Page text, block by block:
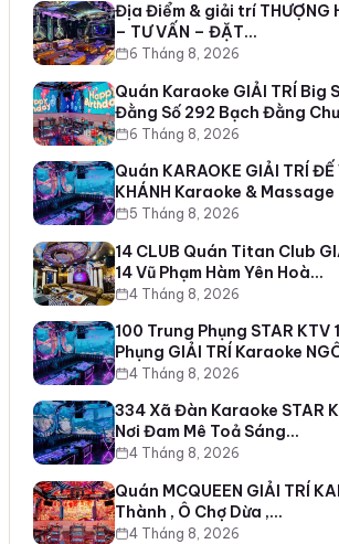
Địa Điểm & giải trí THƯỢNG
– TƯ VẤN – ĐẶT…
6 Tháng 8, 2026
Quán Karaoke GIẢI TRÍ Big
Đằng Số 292 Bạch Đằng
6 Tháng 8, 2026
Quán KARAOKE GIẢI TRÍ ĐẾ
KHÁNH Karaoke &
5 Tháng 8, 2026
14 CLUB Quán Titan Club
14 Vũ Phạm Hàm Yên Hoà…
4 Tháng 8, 2026
100 Trung Phụng STAR KTV
Phụng GIẢI TRÍ Karaoke
4 Tháng 8, 2026
334 Xã Đàn Karaoke STAR
Nơi Đam Mê Toả Sáng…
4 Tháng 8, 2026
Quán MCQUEEN GIẢI TRÍ
Thành , Ô Chợ Dừa ,…
4 Tháng 8, 2026